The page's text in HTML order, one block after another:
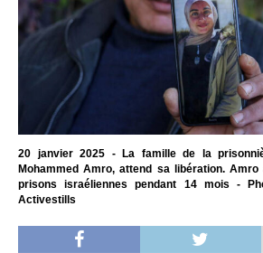
20 janvier 2025 - La famille de la
Mohammed Amro, attend sa libération.
prisons israéliennes pendant 14 mois -
Activestills